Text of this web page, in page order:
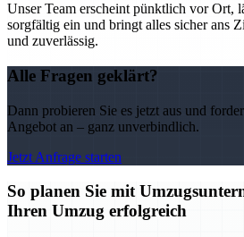
Unser Team erscheint pünktlich vor Ort,
sorgfältig ein und bringt alles sicher ans
und zuverlässig.
Alle Fragen geklärt?
Dann probieren Sie es jetzt aus und
Angebot an – ganz unverbindlich.
Jetzt Anfrage starten
So planen Sie mit
Ihren Umzug erfolgreich